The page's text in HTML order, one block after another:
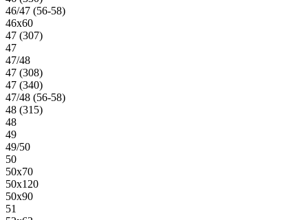
46/47 (56-58)
46х60
47 (307)
47
47/48
47 (308)
47 (340)
47/48 (56-58)
48 (315)
48
49
49/50
50
50х70
50х120
50х90
51